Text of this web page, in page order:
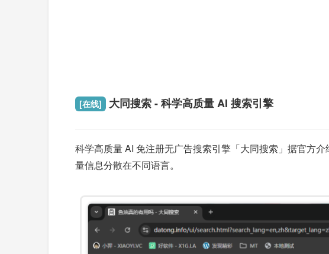
[在线] 大同搜索 - 科学高质量 AI 搜索引擎
科学高质量 AI 免注册无广告搜索引擎「大同搜索」据官方
量信息分散在不同语言。